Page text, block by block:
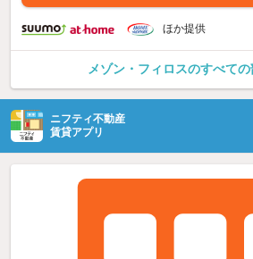
ほか提供
メゾン・フィロスのすべて
ニフティ不動産
賃貸アプリ